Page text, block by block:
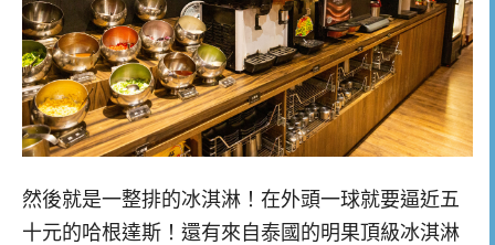
然後就是一整排的冰淇淋！在外頭一球就要逼近五
十元的哈根達斯！還有來自泰國的明果頂級冰淇淋